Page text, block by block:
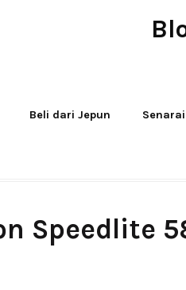
Beli dari Jepun
Speedlite